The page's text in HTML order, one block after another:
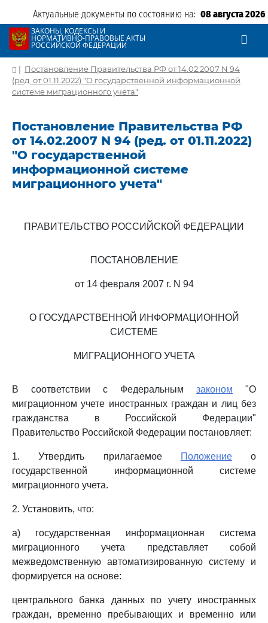
Актуальные документы по состоянию на: 08 августа 2026
ЗАКОНЫ, КОДЕКСЫ И
НОРМАТИВНО-ПРАВОВЫЕ АКТЫ
РОССИЙСКОЙ ФЕДЕРАЦИИ
| Постановление Правительства РФ от 14.02.2007 N 94
(ред. от 01.11.2022) "О государственной информационной
системе миграционного учета"
Постановление Правительства РФ
от 14.02.2007 N 94 (ред. от 01.11.2022)
"О государственной
информационной системе
миграционного учета"
ПРАВИТЕЛЬСТВО РОССИЙСКОЙ ФЕДЕРАЦИИ
ПОСТАНОВЛЕНИЕ
от 14 февраля 2007 г. N 94
О ГОСУДАРСТВЕННОЙ ИНФОРМАЦИОННОЙ
СИСТЕМЕ
МИГРАЦИОННОГО УЧЕТА
В соответствии с Федеральным законом "О
миграционном учете иностранных граждан и лиц без
гражданства в Российской Федерации"
Правительство Российской Федерации постановляет:
1. Утвердить прилагаемое Положениео
государственной информационной системе
миграционного учета.
2. Установить, что:
а) государственная информационная система
миграционного учета представляет собой
межведомственную автоматизированную систему и
формируется на основе:
центрального банка данных по учету иностранных
граждан, временно пребывающих и временно или